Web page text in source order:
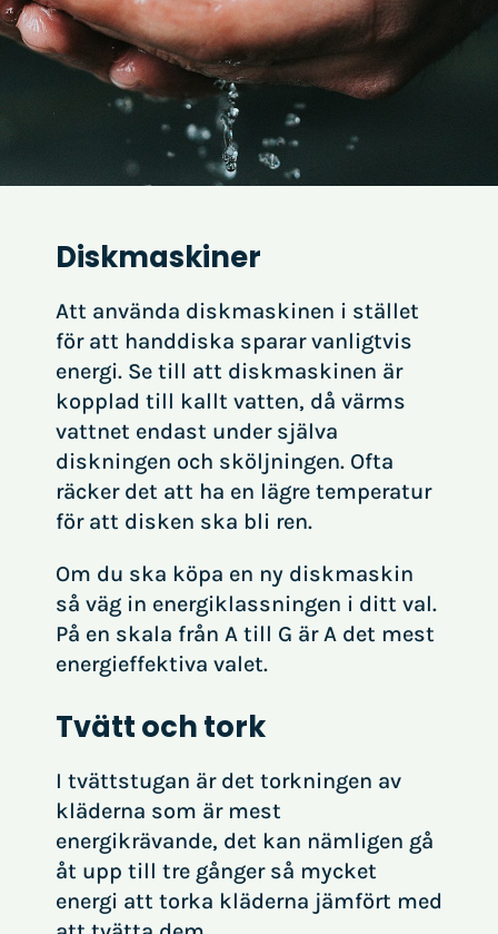
Diskmaskiner
Att använda diskmaskinen i stället
för att handdiska sparar vanligtvis
energi. Se till att diskmaskinen är
kopplad till kallt vatten, då värms
vattnet endast under själva
diskningen och sköljningen. Ofta
räcker det att ha en lägre temperatur
för att disken ska bli ren.
Om du ska köpa en ny diskmaskin
så väg in energiklassningen i ditt val.
På en skala från A till G är A det mest
energieffektiva valet.
Tvätt och tork
I tvättstugan är det torkningen av
kläderna som är mest
energikrävande, det kan nämligen gå
åt upp till tre gånger så mycket
energi att torka kläderna jämfört med